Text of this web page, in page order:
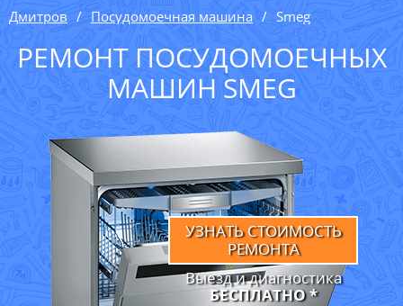
Дмитров Посудомоечная машина Smeg
РЕМОНТ ПОСУДОМОЕЧНЫХ
МАШИН SMEG
УЗНАТЬ СТОИМОСТЬ
РЕМОНТА
Выезд и диагностика
БЕСПЛАТНО *